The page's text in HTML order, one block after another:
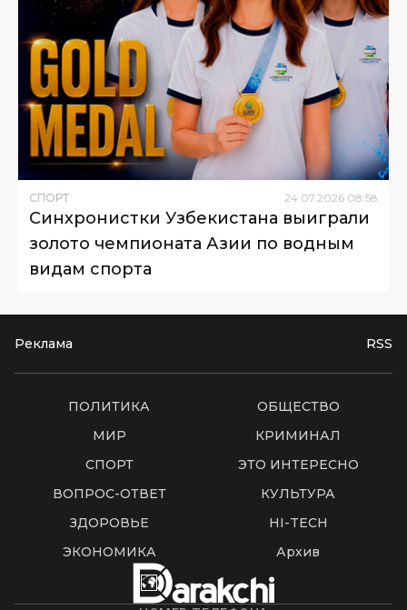
СПОРТ 24 07 2026 08:58
Синхронистки Узбекистана выиграли
золото чемпионата Азии по водным
видам спорта
Реклама RSS
ПОЛИТИКА
ОБЩЕСТВО
МИР
КРИМИНАЛ
СПОРТ
ЭТО ИНТЕРЕСНО
ВОПРОС-ОТВЕТ
КУЛЬТУРА
ЗДОРОВЬЕ
HI-TECH
ЭКОНОМИКА
Архив